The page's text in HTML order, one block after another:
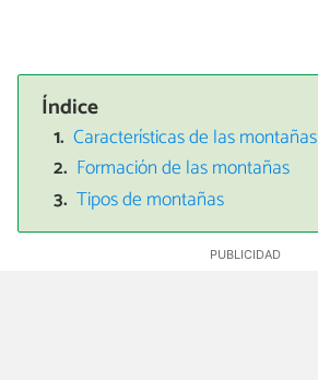
Índice
Características de las montañas
Formación de las montañas
Tipos de montañas